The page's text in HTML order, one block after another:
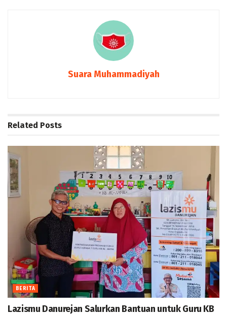
Suara Muhammadiyah
Related Posts
BERITA
Lazismu Danurejan Salurkan Bantuan untuk Guru KB